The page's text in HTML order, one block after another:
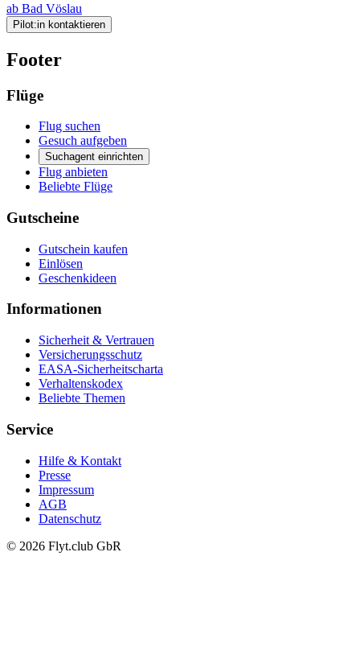
ab Bad Vöslau
Pilot:in kontaktieren
Footer
Flüge
Flug suchen
Gesuch aufgeben
Suchagent einrichten
Flug anbieten
Beliebte Flüge
Gutscheine
Gutschein kaufen
Einlösen
Geschenkideen
Informationen
Sicherheit & Vertrauen
Versicherungsschutz
EASA-Sicherheitscharta
Verhaltenskodex
Beliebte Themen
Service
Hilfe & Kontakt
Presse
Impressum
AGB
Datenschutz
© 2026 Flyt.club GbR